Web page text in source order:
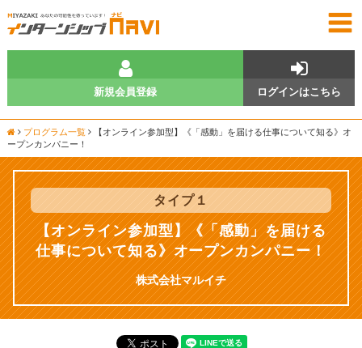
ログインはこちら
新規会員登録
プログラム一覧 【オンライン参加型】《「感動」を届ける仕事について知る》オ
ープンカンパニー！
タイプ１
【オンライン参加型】《「感動」を届ける
仕事について知る》オープンカンパニー！
株式会社マルイチ